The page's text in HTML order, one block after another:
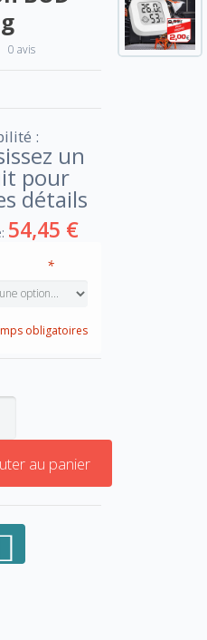
0 avis
:
un
pour
détails
54,45 €
*
obligatoires
au panier